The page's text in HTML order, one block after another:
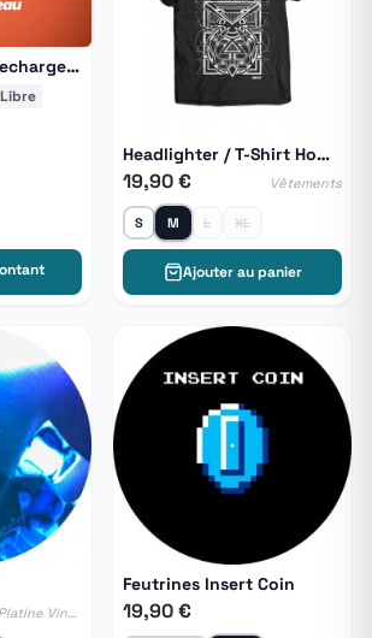
Carte cadeau telechargement
Libre
Headlighter / T-Shirt Homme
19,90 € Vêtements
S M L XL
Ajouter au panier
Feutrines Platine Vinyle & Feutrine DJ
Feutrines Insert Coin
19,90 €